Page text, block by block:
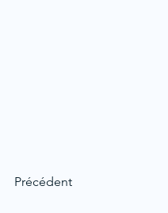
Précédent